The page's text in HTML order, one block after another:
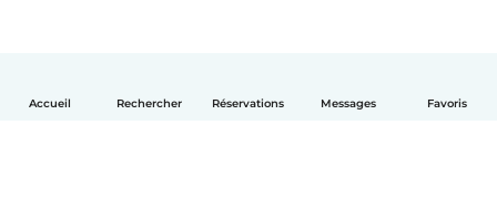
Accueil Rechercher Réservations Messages Favoris